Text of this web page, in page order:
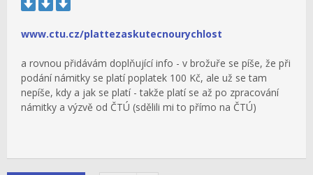
www.ctu.cz/plattezaskutecnourychlost
a rovnou přidávám doplňující info - v brožuře se píše, že při
podání námitky se platí poplatek 100 Kč, ale už se tam
nepíše, kdy a jak se platí - takže platí se až po zpracování
námitky a výzvě od ČTÚ (sdělili mi to přímo na ČTÚ)